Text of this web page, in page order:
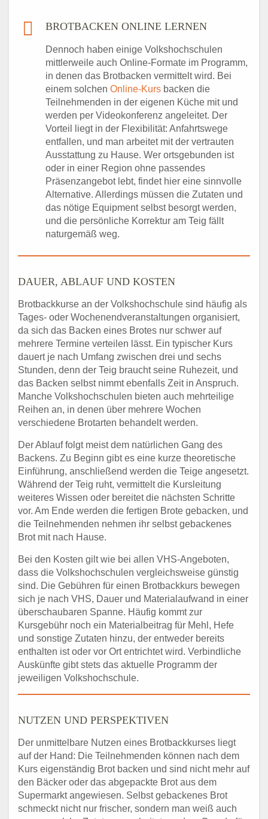
BROTBACKEN ONLINE LERNEN
Dennoch haben einige Volkshochschulen
mittlerweile auch Online-Formate im Programm,
in denen das Brotbacken vermittelt wird. Bei
einem solchen Online-Kurs backen die
Teilnehmenden in der eigenen Küche mit und
werden per Videokonferenz angeleitet. Der
Vorteil liegt in der Flexibilität: Anfahrtswege
entfallen, und man arbeitet mit der vertrauten
Ausstattung zu Hause. Wer ortsgebunden ist
oder in einer Region ohne passendes
Präsenzangebot lebt, findet hier eine sinnvolle
Alternative. Allerdings müssen die Zutaten und
das nötige Equipment selbst besorgt werden,
und die persönliche Korrektur am Teig fällt
naturgemäß weg.
DAUER, ABLAUF UND KOSTEN
Brotbackkurse an der Volkshochschule sind häufig als
Tages- oder Wochenendveranstaltungen organisiert,
da sich das Backen eines Brotes nur schwer auf
mehrere Termine verteilen lässt. Ein typischer Kurs
dauert je nach Umfang zwischen drei und sechs
Stunden, denn der Teig braucht seine Ruhezeit, und
das Backen selbst nimmt ebenfalls Zeit in Anspruch.
Manche Volkshochschulen bieten auch mehrteilige
Reihen an, in denen über mehrere Wochen
verschiedene Brotarten behandelt werden.
Der Ablauf folgt meist dem natürlichen Gang des
Backens. Zu Beginn gibt es eine kurze theoretische
Einführung, anschließend werden die Teige angesetzt.
Während der Teig ruht, vermittelt die Kursleitung
weiteres Wissen oder bereitet die nächsten Schritte
vor. Am Ende werden die fertigen Brote gebacken, und
die Teilnehmenden nehmen ihr selbst gebackenes
Brot mit nach Hause.
Bei den Kosten gilt wie bei allen VHS-Angeboten,
dass die Volkshochschulen vergleichsweise günstig
sind. Die Gebühren für einen Brotbackkurs bewegen
sich je nach VHS, Dauer und Materialaufwand in einer
überschaubaren Spanne. Häufig kommt zur
Kursgebühr noch ein Materialbeitrag für Mehl, Hefe
und sonstige Zutaten hinzu, der entweder bereits
enthalten ist oder vor Ort entrichtet wird. Verbindliche
Auskünfte gibt stets das aktuelle Programm der
jeweiligen Volkshochschule.
NUTZEN UND PERSPEKTIVEN
Der unmittelbare Nutzen eines Brotbackkurses liegt
auf der Hand: Die Teilnehmenden können nach dem
Kurs eigenständig Brot backen und sind nicht mehr auf
den Bäcker oder das abgepackte Brot aus dem
Supermarkt angewiesen. Selbst gebackenes Brot
schmeckt nicht nur frischer, sondern man weiß auch